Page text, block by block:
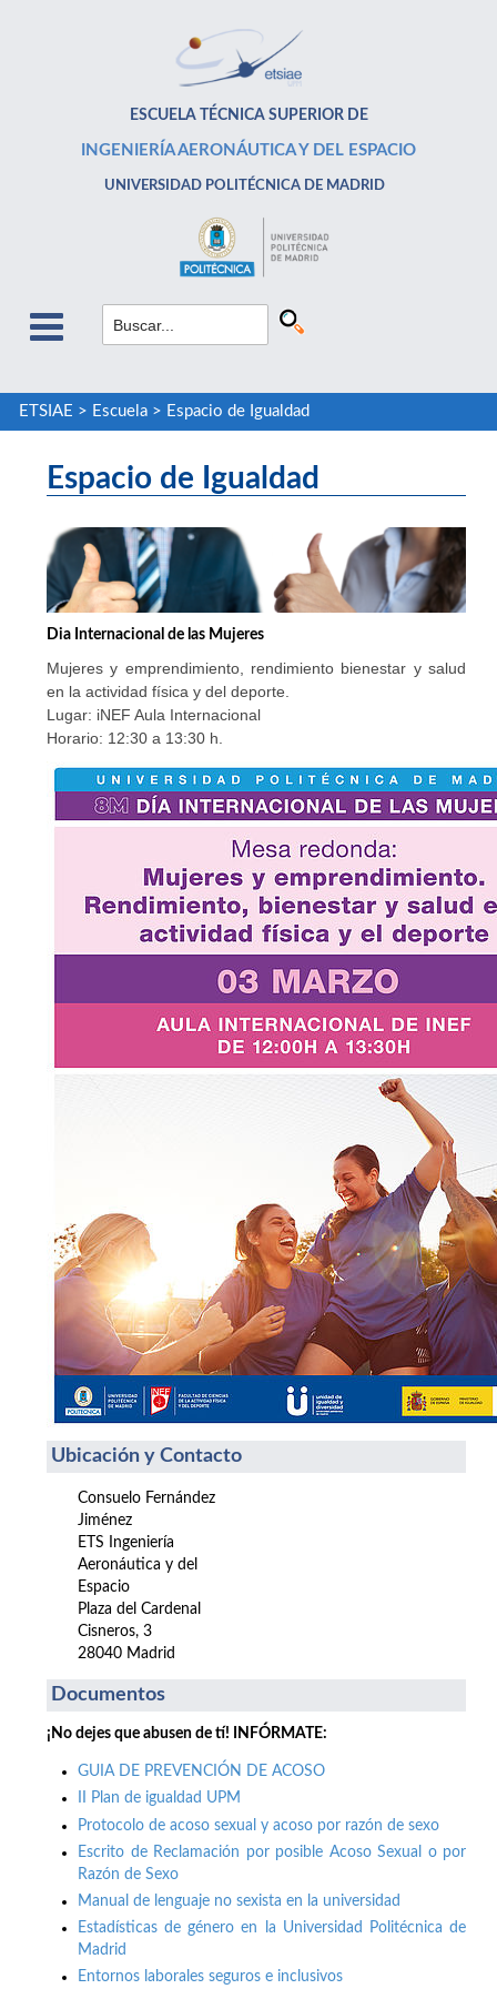
ESCUELA TÉCNICA SUPERIOR DE
INGENIERÍA AERONÁUTICA Y DEL ESPACIO
UNIVERSIDAD POLITÉCNICA DE MADRID
ETSIAE > Escuela> Espacio de Igualdad
Espacio de Igualdad
Dia Internacional de las Mujeres
Mujeres y emprendimiento, rendimiento bienestar y salud
en la actividad física y del deporte.
Lugar: iNEF Aula Internacional
Horario: 12:30 a 13:30 h.
Ubicación y Contacto
Consuelo Fernández
Jiménez
ETS Ingeniería
Aeronáutica y del
Espacio
Plaza del Cardenal
Cisneros, 3
28040 Madrid
Documentos
¡No dejes que abusen de tí! INFÓRMATE:
GUIA DE PREVENCIÓN DE ACOSO
II Plan de igualdad UPM
Protocolo de acoso sexual y acoso por razón de sexo
Escrito de Reclamación por posible Acoso Sexual o por
Razón de Sexo
Manual de lenguaje no sexista en la universidad
Estadísticas de género en la Universidad Politécnica de
Madrid
Entornos laborales seguros e inclusivos